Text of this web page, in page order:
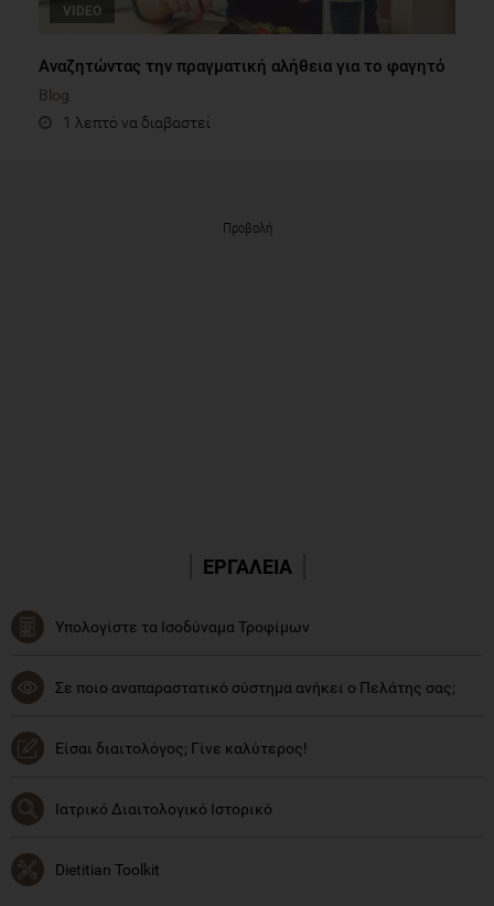
VIDEO
Αναζητώντας την πραγματική αλήθεια για το φαγητό
Blog
1 λεπτό να διαβαστεί
Προβολή
ΕΡΓΑΛΕΙΑ
Υπολογίστε τα Ισοδύναμα Τροφίμων
Σε ποιο αναπαραστατικό σύστημα ανήκει ο Πελάτης σας;
Είσαι διαιτολόγος; Γίνε καλύτερος!
Ιατρικό Διαιτολογικό Ιστορικό
Dietitian Toolkit